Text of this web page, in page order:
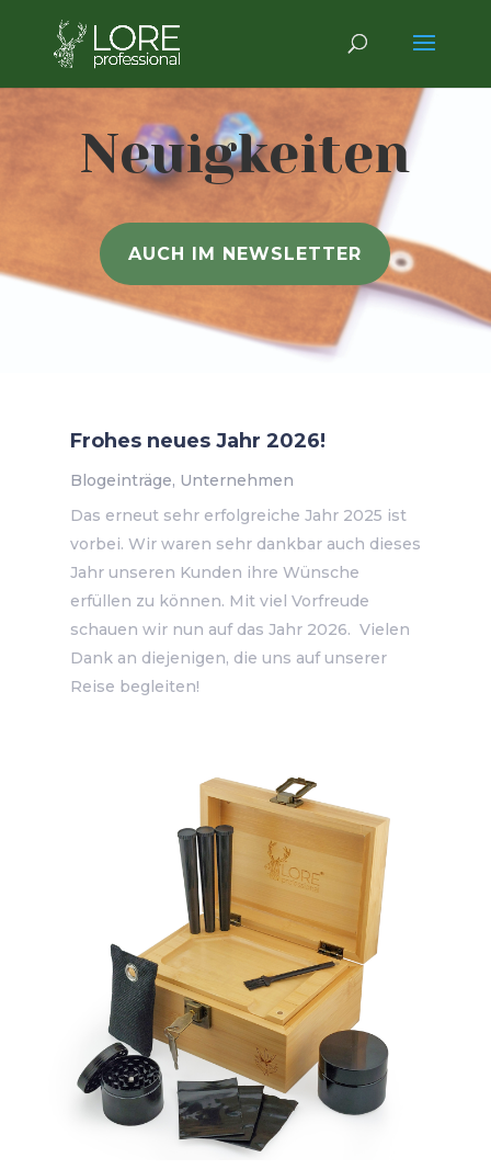
Neuigkeiten
AUCH IM NEWSLETTER
Frohes neues Jahr 2026!
Blogeinträge, Unternehmen
Das erneut sehr erfolgreiche Jahr 2025 ist
vorbei. Wir waren sehr dankbar auch dieses
Jahr unseren Kunden ihre Wünsche
erfüllen zu können. Mit viel Vorfreude
schauen wir nun auf das Jahr 2026. Vielen
Dank an diejenigen, die uns auf unserer
Reise begleiten!